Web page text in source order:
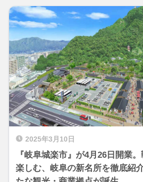
2025年3月10日
『岐阜城楽市』が4月26日開業
楽しむ、岐阜の新名所を徹底紹